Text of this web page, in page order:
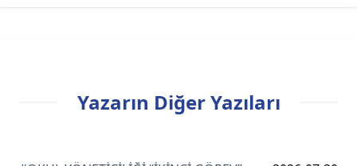
Yazarın Diğer Yazıları